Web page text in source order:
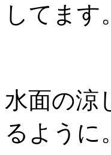
してます。
水面の涼
るように